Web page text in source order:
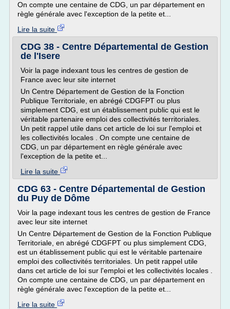
On compte une centaine de CDG, un par département en
règle générale avec l'exception de la petite et...
Lire la suite
CDG 38 - Centre Départemental de Gestion
de l'Isere
Voir la page indexant tous les centres de gestion de
France avec leur site internet
Un Centre Département de Gestion de la Fonction
Publique Territoriale, en abrégé CDGFPT ou plus
simplement CDG, est un établissement public qui est le
véritable partenaire emploi des collectivités territoriales.
Un petit rappel utile dans cet article de loi sur l'emploi et
les collectivités locales . On compte une centaine de
CDG, un par département en règle générale avec
l'exception de la petite et...
Lire la suite
CDG 63 - Centre Départemental de Gestion
du Puy de Dôme
Voir la page indexant tous les centres de gestion de France
avec leur site internet
Un Centre Département de Gestion de la Fonction Publique
Territoriale, en abrégé CDGFPT ou plus simplement CDG,
est un établissement public qui est le véritable partenaire
emploi des collectivités territoriales. Un petit rappel utile
dans cet article de loi sur l'emploi et les collectivités locales .
On compte une centaine de CDG, un par département en
règle générale avec l'exception de la petite et...
Lire la suite